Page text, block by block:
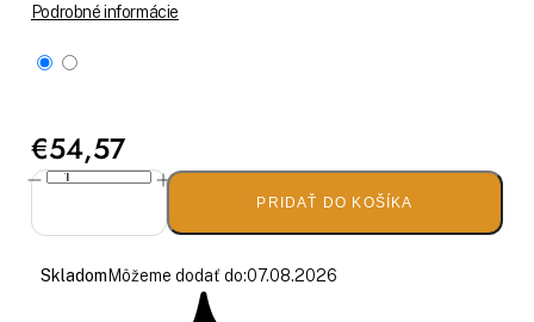
Podrobné informácie
€54,57
PRIDAŤ DO KOŠÍKA
Skladom Môžeme dodať do:07.08.2026